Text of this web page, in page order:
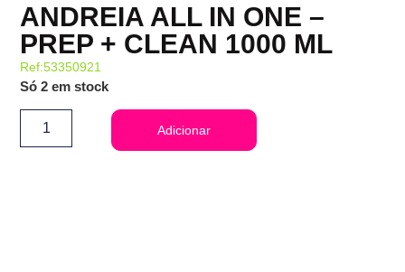
ANDREIA ALL IN ONE –
PREP + CLEAN 1000 ML
Ref:53350921
Só 2 em stock
Adicionar